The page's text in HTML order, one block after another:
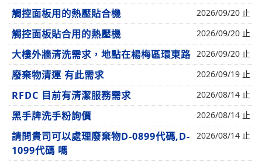
觸控面板用的熱壓貼合機 2026/09/20 止
觸控面板貼合用的熱壓機 2026/09/20 止
大樓外牆清洗需求，地點在楊梅區環東路 2026/09/20 止
廢棄物清運 有此需求 2026/09/19 止
RFDC 目前有清潔服務需求 2026/08/14 止
黑手牌洗手粉詢價 2026/08/14 止
請問貴司可以處理廢棄物D-0899代碼,D-
1099代碼 嗎
2026/08/14 止